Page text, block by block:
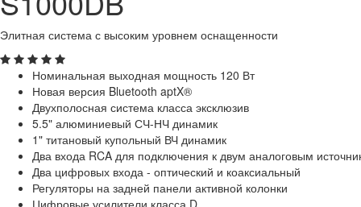
Элитная система с высоким уровнем оснащенности
Номинальная выходная мощность 120 Вт
Новая версия Bluetooth aptX®
Двухполосная система класса эксклюзив
5.5" алюминиевый СЧ-НЧ динамик
1" титановый купольный ВЧ динамик
Два входа RCA для подключения к двум аналоговым
Два цифровых входа - оптический и коаксиальный
Регуляторы на задней панели активной колонки
Цифровые усилители класса D